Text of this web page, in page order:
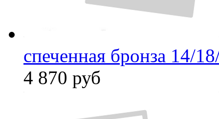
спеченная бронза 14/
4 870 руб